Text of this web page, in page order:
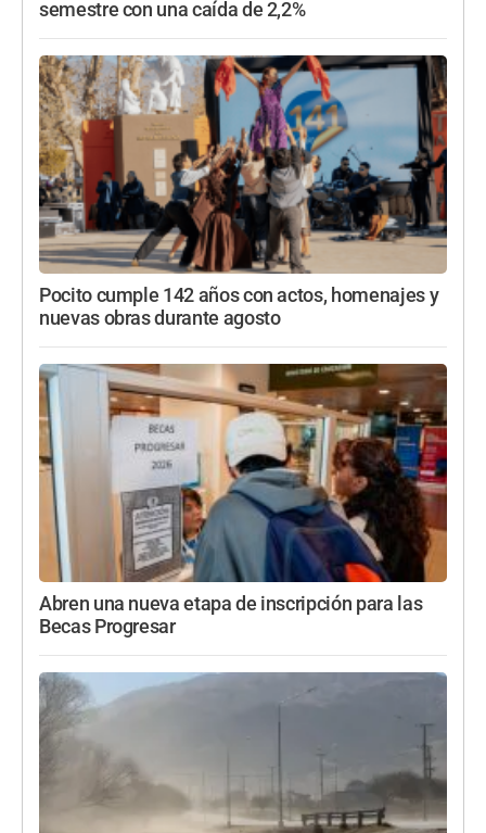
semestre con una caída de 2,2%
Pocito cumple 142 años con actos, homenajes y
nuevas obras durante agosto
Abren una nueva etapa de inscripción para las
Becas Progresar